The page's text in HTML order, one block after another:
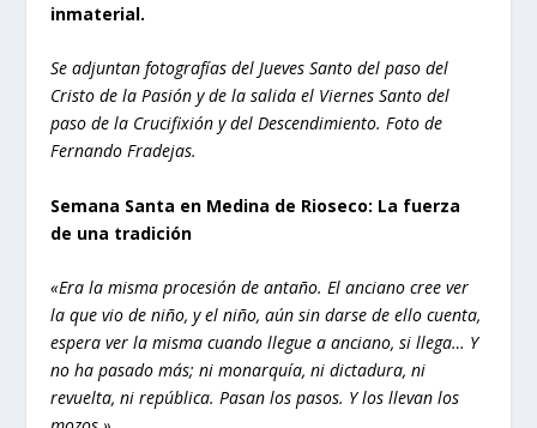
inmaterial.
Se adjuntan fotografías del Jueves Santo del paso del
Cristo de la Pasión y de la salida el Viernes Santo del
paso de la Crucifixión y del Descendimiento. Foto de
Fernando Fradejas.
Semana Santa en Medina de Rioseco: La fuerza
de una tradición
«Era la misma procesión de antaño. El anciano cree ver
la que vio de niño, y el niño, aún sin darse de ello cuenta,
espera ver la misma cuando llegue a anciano, si llega… Y
no ha pasado más; ni monarquía, ni dictadura, ni
revuelta, ni república. Pasan los pasos. Y los llevan los